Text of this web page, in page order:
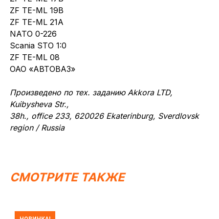
ZF TE-ML 19B
ZF TE-ML 21A
NATO 0-226
Scania STO 1:0
ZF TE-ML 08
ОАО «АВТОВАЗ»
Произведено по тех. заданию Akkora LTD,
Kuibysheva Str.,
38h., office 233, 620026 Ekaterinburg, Sverdlovsk
region / Russia
СМОТРИТЕ ТАКЖЕ